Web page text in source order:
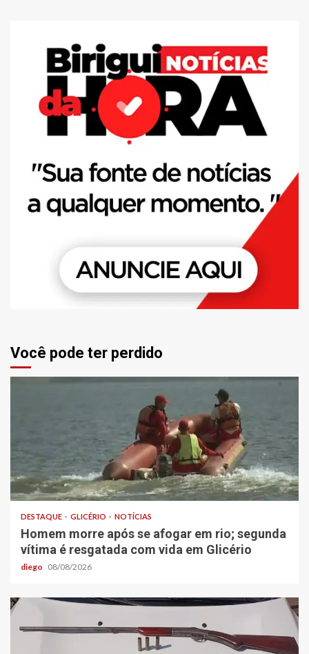
Você pode ter perdido
DESTAQUE GLICÉRIO NOTÍCIAS
Homem morre após se afogar em rio; segunda
vítima é resgatada com vida em Glicério
diego 08/08/2026